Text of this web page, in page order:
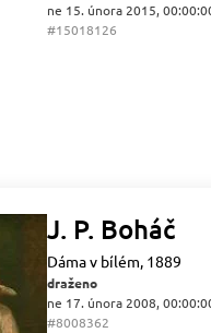
ne 15. února 2015,
#15018126
J. P. Boháč
Dáma v bílém, 1889
draženo
ne 17. února 2008,
#8008362